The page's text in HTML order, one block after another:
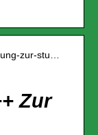
zur-stu…
Zur